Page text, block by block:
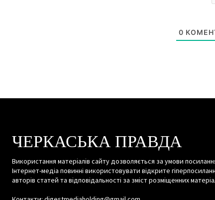
0
ЧЕРКАСЬКА ПРАВДА
Використання матеріалів сайту дозволяється за умови
Інтернет-медіа повинні використовувати відкрите
авторів статей та відповідальності за зміст розміщенних